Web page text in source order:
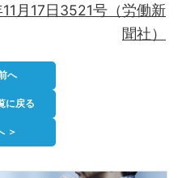
月17日3521号（労働新
聞社）
へ
に戻る
＞